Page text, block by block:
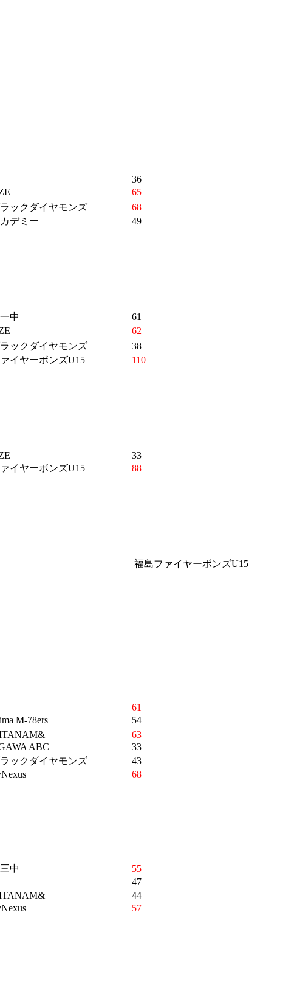
36
65
ックダイヤモンズ
68
デミー
49
中
61
62
ックダイヤモンズ
38
イヤーボンズU15 110
33
イヤーボンズU15 88
福島ファイヤーボンズU15
61
M-78ers
54
63
ABC
33
ックダイヤモンズ
43
68
中
55
47
44
57